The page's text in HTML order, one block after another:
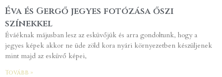
Éva és Gergő jegyes fotózása őszi
színekkel
Éváéknak májusban lesz az esküvőjük és arra gondoltunk, hogy a
jegyes képek akkor ne üde zöld kora nyári környezetben készüljenek
mint majd az esküvő képei,
Tovább »